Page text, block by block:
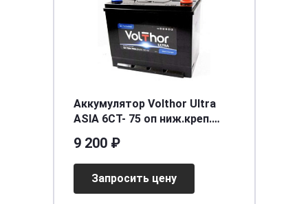
Аккумулятор Volthor Ultra
ASIA 6СТ- 75 оп ниж.креп.
[д260ш173в198(218)/700]
[D26]
9 200 ₽
Запросить цену